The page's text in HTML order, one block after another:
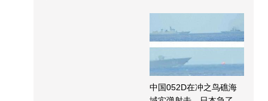
中国052D在冲之鸟礁海